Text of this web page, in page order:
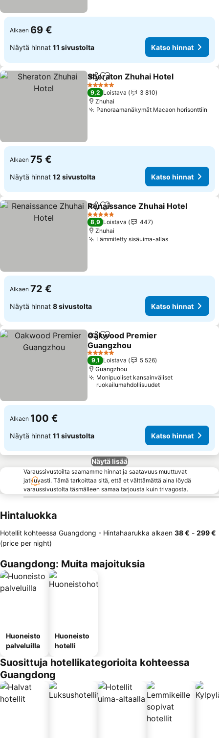
Alkaen 69 €
Näytä hinnat 11 sivustolta Katso hinnat
Jaa Lisää suosikkeihin
Sheraton Zhuhai Hotel
5 Tähtiluokitus
9,2 Loistava
3 810
Zhuhai
Panoraamanäkymät Macaon horisonttiin
Alkaen 75 €
Näytä hinnat 12 sivustolta Katso hinnat
Jaa Lisää suosikkeihin
Renaissance Zhuhai Hotel
5 Tähtiluokitus
8,9 Loistava
447
Zhuhai
Lämmitetty sisäuima-allas
Alkaen 72 €
Näytä hinnat 8 sivustolta Katso hinnat
Jaa Lisää suosikkeihin
Oakwood Premier
Guangzhou
5 Tähtiluokitus
9,1 Loistava
5 526
Guangzhou
Monipuoliset kansainväliset
ruokailumahdollisuudet
Alkaen 100 €
Näytä hinnat 11 sivustolta Katso hinnat
Näytä lisää
Varaussivustoilta saamamme hinnat ja saatavuus muuttuvat
jatkuvasti. Tämä tarkoittaa sitä, että et välttämättä aina löydä
varaussivustolta täsmälleen samaa tarjousta kuin trivagosta.
Hintaluokka
Hotellit kohteessa Guangdong - Hintahaarukka alkaen ‎38 € - ‎299 €
(price per night)
Guangdong: Muita majoituksia
Huoneisto
palveluilla
Huoneisto
hotelli
Suosittuja hotellikategorioita kohteessa
Guangdong